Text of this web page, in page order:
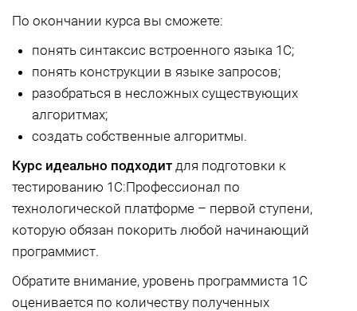
По окончании курса вы сможете:
понять синтаксис встроенного языка 1С;
понять конструкции в языке запросов;
разобраться в несложных существующих
алгоритмах;
создать собственные алгоритмы.
Курс идеально подходитдля подготовки к
тестированию 1С:Профессионал по
технологической платформе – первой ступени,
которую обязан покорить любой начинающий
программист.
Обратите внимание, уровень программиста 1С
оценивается по количеству полученных